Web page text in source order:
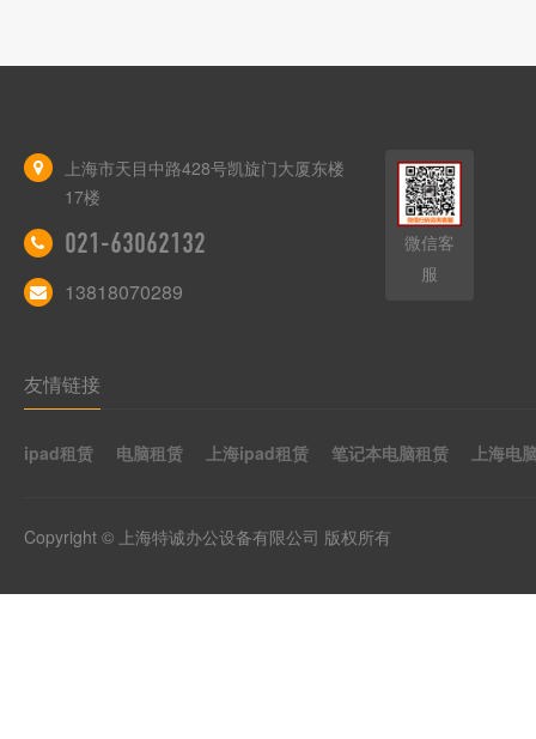
上海市天目中路428号凯旋门大厦东楼
17楼
021-63062132
13818070289
微信客
服
友情链接
ipad租赁 电脑租赁 上海ipad租赁 笔记本电脑租赁 上海电
Copyright © 上海特诚办公设备有限公司 版权所有